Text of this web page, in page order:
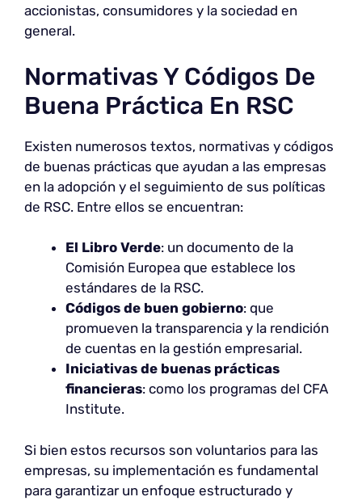
accionistas, consumidores y la sociedad en
general.
Normativas Y Códigos De
Buena Práctica En RSC
Existen numerosos textos, normativas y códigos
de buenas prácticas que ayudan a las empresas
en la adopción y el seguimiento de sus políticas
de RSC. Entre ellos se encuentran:
El Libro Verde: un documento de la
Comisión Europea que establece los
estándares de la RSC.
Códigos de buen gobierno: que
promueven la transparencia y la rendición
de cuentas en la gestión empresarial.
Iniciativas de buenas prácticas
financieras: como los programas del CFA
Institute.
Si bien estos recursos son voluntarios para las
empresas, su implementación es fundamental
para garantizar un enfoque estructurado y